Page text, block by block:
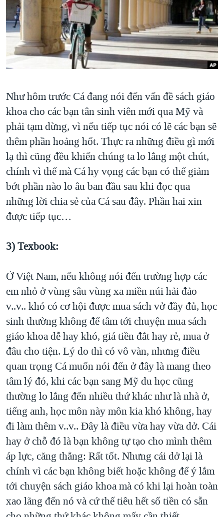
"Tìm"NGƯỜI VIỆT HẢI NGOẠI
ĐỜI SỐNG
KINH TẾ
VĂN HOÁ
GIÁO DỤC
TẠI
HÀNH TRÌNH BẦU CỬ 2024
MỘT NĂM CHIẾN TRANH TẠI DẢI GAZA
GIẢI MÃ VÀNH ĐAI & CON ĐƯỜNG
TRỊNH VĨNH BÌNH - NGƯỜI HẠ 'BÊN THẮNG CUỘC'
GROUND ZERO – XƯA VÀ NAY
CHI PHÍ CHIẾN TRANH AFGHANISTAN
CÁC GIÁ TRỊ CỘNG HÒA Ở VIỆT NAM
THƯỢNG ĐỈNH TRUMP-KIM TẠI VIỆT NAM
TRỊNH VĨNH BÌNH VS. CHÍNH PHỦ VIỆT NAM
NGƯ DÂN VIỆT VÀ LÀN SÓNG TRỘM HẢI SÂM
BÊN KIA QUỐC LỘ: TIẾNG VỌNG TỪ NÔNG THÔN MỸ
VIDEO
NGHE
MẠNG XÃ HỘI
Ngôn ngữ khác
Như hôm trước Cá đang nói đến vấn đề sách giáo
khoa cho các bạn tân sinh viên mới qua Mỹ và
phải tạm dừng, vì nếu tiếp tục nói có lẽ các bạn sẽ
thêm phần hoảng hốt. Thực ra những điều gì mới
lạ thì cũng đều khiến chúng ta lo lắng một chút,
chính vì thế mà Cá hy vọng các bạn có thể giảm
bớt phần nào lo âu ban đầu sau khi đọc qua
những lời chia sẻ của Cá sau đây. Phần hai xin
được tiếp tục…
3) Texbook:
Ở Việt Nam, nếu không nói đến trường hợp các
em nhỏ ở vùng sâu vùng xa miền núi hải đảo
v..v.. khó có cơ hội được mua sách vở đầy đủ, học
sinh thường không để tâm tới chuyện mua sách
giáo khoa dễ hay khó, giá tiền đắt hay rẻ, mua ở
đâu cho tiện. Lý do thì có vô vàn, nhưng điều
quan trọng Cá muốn nói đến ở đây là mang theo
tâm lý đó, khi các bạn sang Mỹ du học cũng
thường lo lắng đến nhiều thứ khác như là nhà ở,
tiếng anh, học môn này môn kia khó không, hay
đi làm thêm v..v.. Đây là điều vừa hay vừa dở. Cái
hay ở chỗ đó là bạn không tự tạo cho mình thêm
áp lực, căng thẳng: Rất tốt. Nhưng cái dở lại là
chính vì các bạn không biết hoặc không để ý lắm
tới chuyện sách giáo khoa mà có khi lại hoàn toàn
xao lãng đến nó và cứ thế tiêu hết số tiền có sẵn